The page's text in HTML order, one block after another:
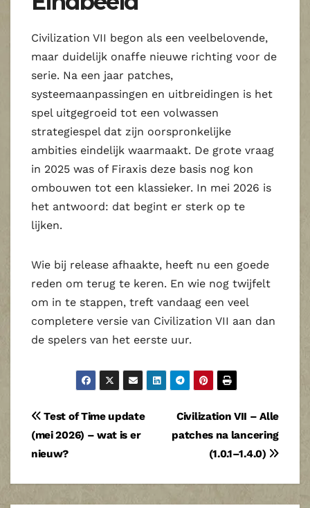
Civilization VII begon als een veelbelovende,
maar duidelijk onaffe nieuwe richting voor de
serie. Na een jaar patches,
systeemaanpassingen en uitbreidingen is het
spel uitgegroeid tot een volwassen
strategiespel dat zijn oorspronkelijke
ambities eindelijk waarmaakt. De grote vraag
in 2025 was of Firaxis deze basis nog kon
ombouwen tot een klassieker. In mei 2026 is
het antwoord: dat begint er sterk op te
lijken.
Wie bij release afhaakte, heeft nu een goede
reden om terug te keren. En wie nog twijfelt
om in te stappen, treft vandaag een veel
completere versie van Civilization VII aan dan
de spelers van het eerste uur.
Bericht
navigatie
Civilization VII – Alle
patches na lancering
(1.0.1–1.4.0)
Test of Time update
(mei 2026) – wat is er
nieuw?